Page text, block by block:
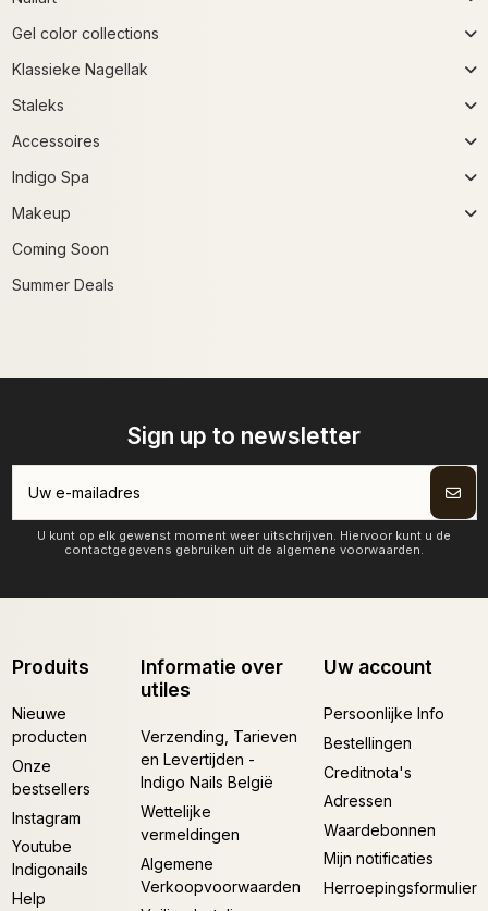
Gel color collections
Klassieke Nagellak
Staleks
Accessoires
Indigo Spa
Makeup
Coming Soon
Summer Deals
Sign up to newsletter
U kunt op elk gewenst moment weer uitschrijven. Hiervoor kunt u de
contactgegevens gebruiken uit de algemene voorwaarden.
Produits
Nieuwe
producten
Onze
bestsellers
Instagram
Youtube
Indigonails
Help
Informatie over
utiles
Verzending, Tarieven
en Levertijden -
Indigo Nails België
Wettelijke
vermeldingen
Algemene
Verkoopvoorwaarden
Uw account
Persoonlijke Info
Bestellingen
Creditnota's
Adressen
Waardebonnen
Mijn notificaties
Herroepingsformulier